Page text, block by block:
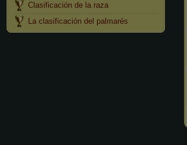
Clasificación de la raza
La clasificación del palmarés